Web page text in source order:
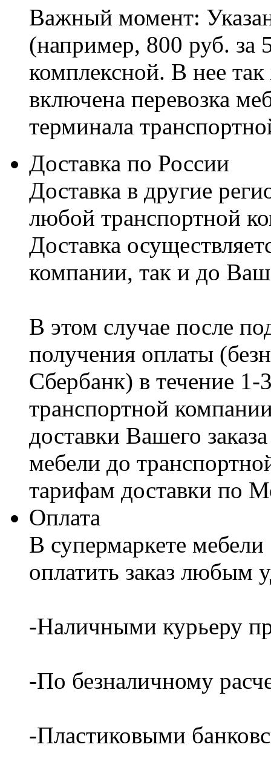
Важный момент:
(например, 800 руб. за
комплексной. В нее
включена перевозка
терминала
Доставка по России
Доставка в другие
любой транспортной
Доставка
компании, так и до
В этом случае после
получения оплаты
Сбербанк) в течение
транспортной
доставки Вашего
мебели до
тарифам доставки по
Оплата
В супермаркете
оплатить заказ любым
-Наличными курьеру
-По безналичному
-Пластиковыми